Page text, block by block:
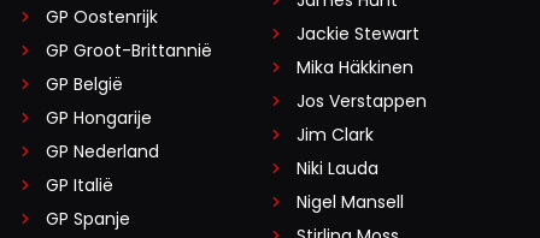
GP Oostenrijk
GP Groot-Brittannië
GP België
GP Hongarije
GP Nederland
GP Italië
GP Spanje
Jackie Stewart
Mika Häkkinen
Jos Verstappen
Jim Clark
Niki Lauda
Nigel Mansell